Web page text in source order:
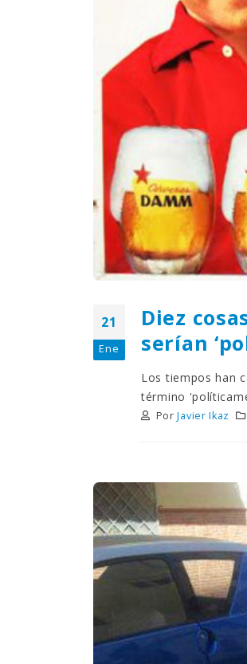
21
Ene
Diez
serían
Los tiempos han
término
PorJavier Ikaz
¿Sabías que…?
curiosidades que
sabes de cuando
8 febrero, 2023
Gana el nuevo
Fui a EGB
consecuencia?’
respondiendo
5 preguntas
15 diciembre, 2022
Prime Video
‘Mañana es hoy’ y
recordamos cosas
pusieron de moda en los
desaparecieron